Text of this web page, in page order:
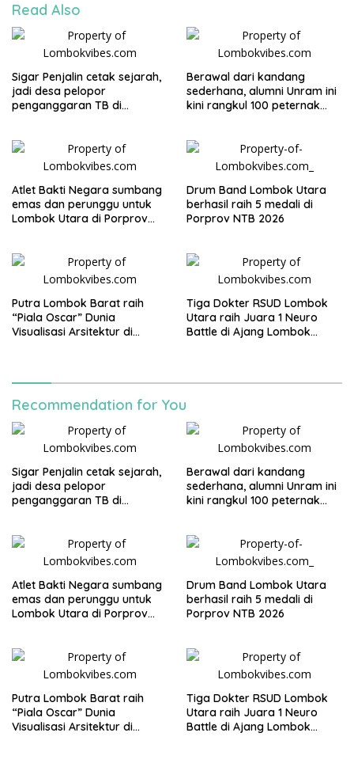
Read Also
Sigar Penjalin cetak sejarah,
jadi desa pelopor
penganggaran TB di
Berawal dari kandang
sederhana, alumni Unram ini
kini rangkul 100 peternak
Atlet Bakti Negara sumbang
emas dan perunggu untuk
Lombok Utara di Porprov
Drum Band Lombok Utara
berhasil raih 5 medali di
Porprov NTB 2026
Putra Lombok Barat raih
“Piala Oscar” Dunia
Visualisasi Arsitektur di
Tiga Dokter RSUD Lombok
Utara raih Juara 1 Neuro
Battle di Ajang Lombok
Recommendation for You
Sigar Penjalin cetak sejarah,
jadi desa pelopor
penganggaran TB di
Berawal dari kandang
sederhana, alumni Unram ini
kini rangkul 100 peternak
Atlet Bakti Negara sumbang
emas dan perunggu untuk
Lombok Utara di Porprov
Drum Band Lombok Utara
berhasil raih 5 medali di
Porprov NTB 2026
Putra Lombok Barat raih
“Piala Oscar” Dunia
Visualisasi Arsitektur di
Tiga Dokter RSUD Lombok
Utara raih Juara 1 Neuro
Battle di Ajang Lombok